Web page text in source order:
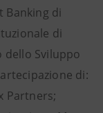
Banking di
di
Sviluppo
di:
Partners;